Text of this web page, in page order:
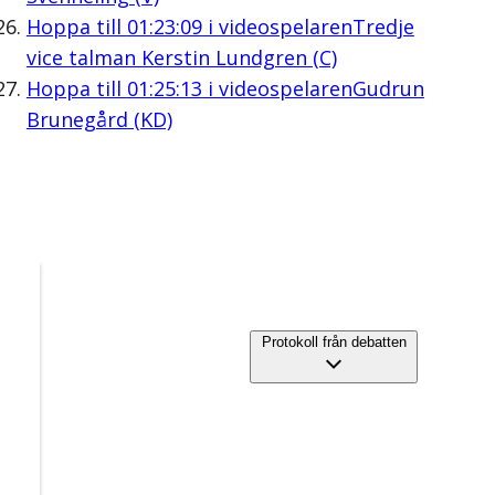
Hoppa till 01:23:09i videospelarenTredje
vice talman Kerstin Lundgren (C)
Hoppa till 01:25:13 i videospelarenGudrun
Brunegård (KD)
Protokoll från debatten